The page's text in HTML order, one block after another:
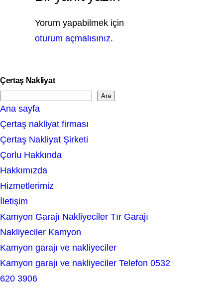
Yorum yapabilmek için
oturum açmalısınız.
Çertaş Nakliyat
e
a
r
c
h
Ara
Ana sayfa
Çertaş nakliyat firması
Çertaş Nakliyat Şirketi
Çorlu Hakkında
Hakkımızda
Hizmetlerimiz
İletişim
Kamyon Garajı Nakliyeciler Tır Garajı
Nakliyeciler Kamyon
Kamyon garajı ve nakliyeciler
Kamyon garajı ve nakliyeciler Telefon 0532
620 3906